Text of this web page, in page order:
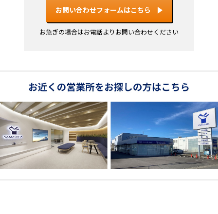
お問い合わせフォームはこちら
お急ぎの場合はお電話よりお問い合わせください